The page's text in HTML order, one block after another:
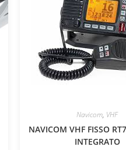
Navicom, VHF
NAVICOM VHF FISSO
INTEGRATO